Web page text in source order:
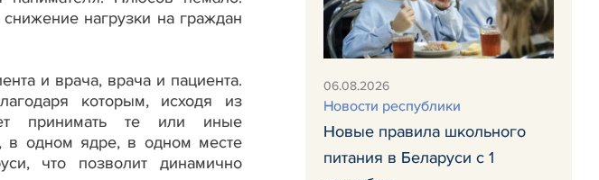
нагрузки на граждан
и врача, врача и пациента.
которым, исходя из
принимать те или иные
в одном ядре, в одном месте
что позволит динамично
06.08.2026
Новости республики
Новые правила школьного
питания в Беларуси с 1